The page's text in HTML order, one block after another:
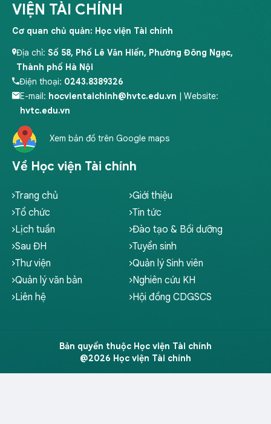
Về Học viện Tài chính
Trang chủ
Giới thiệu
Tổ chức
Tin tức
Lịch tuần
Đào tạo & Bồi dưỡng
Sau ĐH
Tuyển sinh
Thư viện
Quản lý Sinh viên
Quản lý văn bản
Nghiên cứu KH
Liên hệ
Hội đồng CDGSCS
VIỆN TÀI CHÍNH
Cơ quan chủ quản: Học viện Tài chính
Địa chỉ: Số 58, Phố Lê Văn Hiến, Phường Đông Ngạc,
Thành phố Hà Nội
Điện thoại: 0243.8389326
E-mail: hocvientaichinh@hvtc.edu.vn
| Website:
hvtc.edu.vn
Xem bản đồ trên Google maps
Bản quyền thuộc Học viện Tài chính
@2026 Học viện Tài chính